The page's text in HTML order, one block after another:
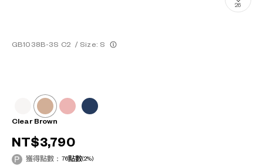
GB1038B-3S C2 / Size: S
26
Clear Brown
NT$3,790
獲得點數： 76點數(2%)